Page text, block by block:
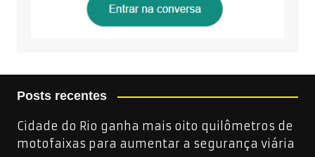
Posts recentes
Cidade do Rio ganha mais oito quilômetros de
motofaixas para aumentar a segurança viária